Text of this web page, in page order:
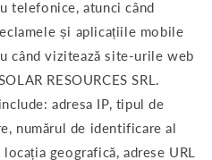
telefonice, atunci când
și aplicațiile mobile
când vizitează site-urile web
RESOURCES SRL.
adresa IP, tipul de
numărul de identificare al
geografică, adrese URL